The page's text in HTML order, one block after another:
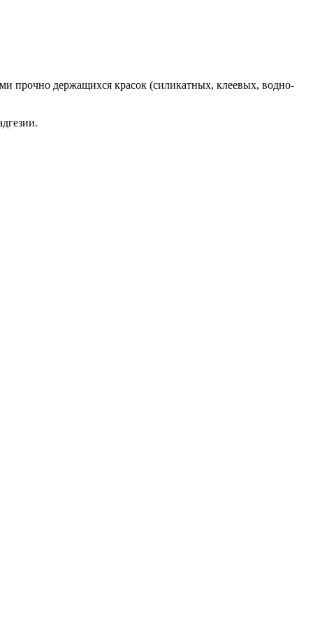
прочно держащихся красок (силикатных, клеевых, водно-